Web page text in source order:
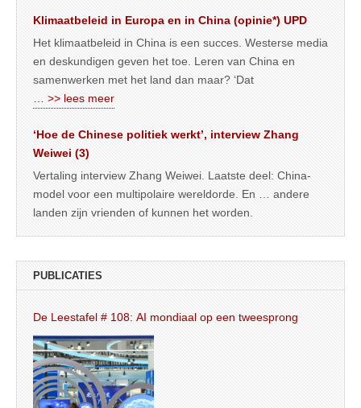
Klimaatbeleid in Europa en in China (opinie*) UPD
Het klimaatbeleid in China is een succes. Westerse media
en deskundigen geven het toe. Leren van China en
samenwerken met het land dan maar? ‘Dat
… >> lees meer
‘Hoe de Chinese politiek werkt’, interview Zhang
Weiwei (3)
Vertaling interview Zhang Weiwei. Laatste deel: China-
model voor een multipolaire wereldorde. En … andere
landen zijn vrienden of kunnen het worden.
PUBLICATIES
De Leestafel # 108: AI mondiaal op een tweesprong